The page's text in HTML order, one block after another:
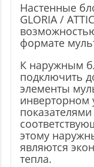
Настенные
GLORIA /
формате
К наружным
подключить
элементы
инверторном
этому
являются
тепла.